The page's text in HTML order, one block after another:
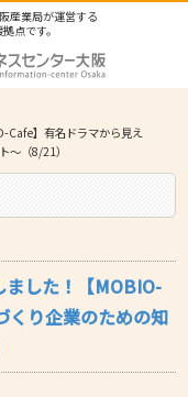
産業局が運営する
点です。
Cafe】有名ドラマから見え
～（8/21）
ました！【MOBIO-
くり企業のための知